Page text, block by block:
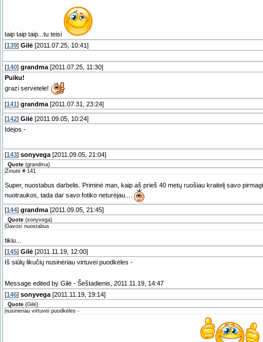
taip taip taip...tu teisi
[139] Gilė [2011.07.25, 10:41]
[140] grandma [2011.07.25, 11:30]
Puiku!
grazi servetele!
[141 ] grandma [2011.07.31, 23:24]
[142] Gilė [2011.09.05, 10:24]
Idėjos -
[143] sonyvega [2011.09.05, 21:04]
Quote (grandma)
Žinutė # 141
Super, nuostabus darbelis. Priminė man, kaip aš prieš 40 metų ruošiau kraitelį savo
nuotraukos, tada dar savo fotiko neturėjau....
[144] grandma [2011.09.05, 21:45]
Quote (sonyvega)
Gavosi nuostabus
tikiu...
[145] Gilė [2011.11.19, 12:00]
Iš siūlų likučių nusinėriau virtuvei puodkėles -
Message edited by Gilė - Šeštadienis, 2011.11.19, 14:47
[146] sonyvega [2011.11.19, 19:14]
Quote (Gilė)
nusinėriau virtuvei puodkėles -